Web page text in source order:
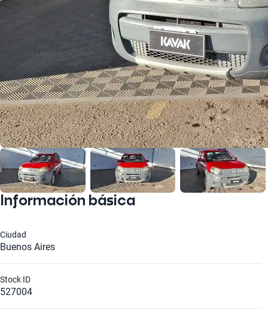
Información básica
Buenos Aires
Ciudad
527004
Stock ID